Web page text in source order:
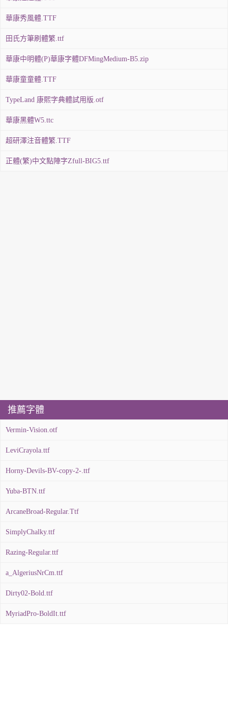
華康秀風體.TTF
田氏方筆刷體繁.ttf
華康中明體(P)華康字體DFMingMedium-B5.zip
華康童童體.TTF
TypeLand 康熙字典體試用版.otf
華康黑體W5.ttc
超研澤注音體繁.TTF
正體(繁)中文點陣字Zfull-BIG5.ttf
推薦字體
Vermin-Vision.otf
LeviCrayola.ttf
Horny-Devils-BV-copy-2-.ttf
Yuba-BTN.ttf
ArcaneBroad-Regular.Ttf
SimplyChalky.ttf
Razing-Regular.ttf
a_AlgeriusNrCm.ttf
Dirty02-Bold.ttf
MyriadPro-BoldIt.ttf